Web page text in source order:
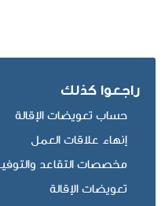
راجعوا كذلك
حساب تعويضات الإقالة
إنهاء علاقات العمل
مخصصات التقاعد
تعويضات الإقالة